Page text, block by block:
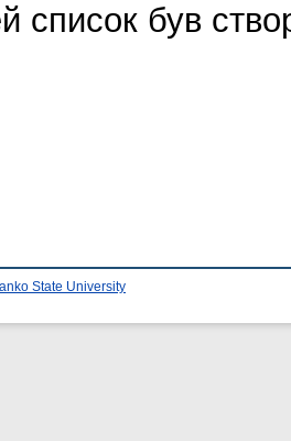
список був
State University